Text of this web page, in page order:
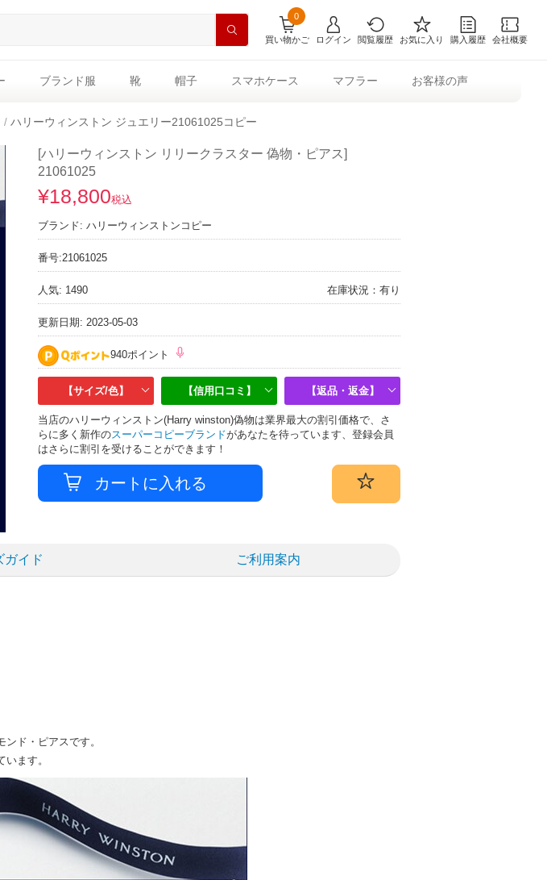
買い物かご
0
ログイン 閲覧履歴 お気に入り 購入履歴 会社概要
ブランド服 靴 帽子 スマホケース マフラー お客様の声
ハリーウィンストン ジュエリー21061025コピー
[ハリーウィンストン リリークラスター 偽物・ピアス]
21061025
¥18,800税込
ブランド: ハリーウィンストンコピー
番号:21061025
人気: 1490 在庫状況：有り
更新日期: 2023-05-03
940ポイント
【サイズ/色】 【信用口コミ】 【返品・返金】
当店のハリーウィンストン(Harry winston)偽物は業界最大の割引価格で、さ
らに多く新作のスーパーコピーブランドがあなたを待っています、登録会員
はさらに割引を受けることができます！
ガイド ご利用案内
ド・ピアスです。
ます。